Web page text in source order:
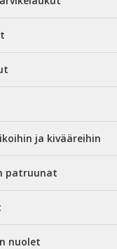
ja kivääreihin
patruunat
nuolet